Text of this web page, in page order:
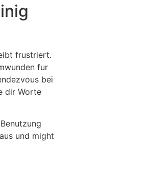
frustriert.
fur
bei
dir Worte
und might